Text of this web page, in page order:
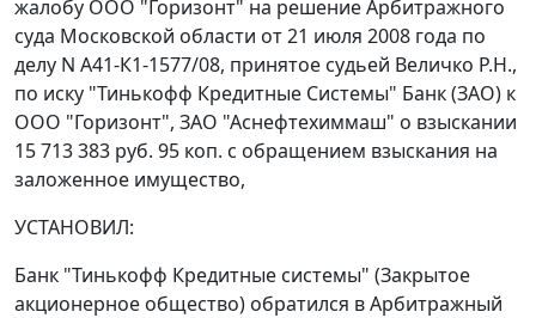
жалобу ООО "Горизонт" на решение Арбитражного
суда Московской области от 21 июля 2008 года по
делу N А41-К1-1577/08, принятое судьей Величко Р.Н.,
по иску "Тинькофф Кредитные Системы" Банк (ЗАО) к
ООО "Горизонт", ЗАО "Аснефтехиммаш" о взыскании
15 713 383 руб. 95 коп. с обращением взыскания на
заложенное имущество,
УСТАНОВИЛ:
Банк "Тинькофф Кредитные системы" (Закрытое
акционерное общество) обратился в Арбитражный